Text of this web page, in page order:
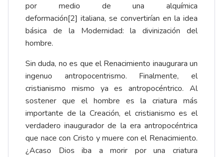
por medio de una alquímica
deformación[2] italiana, se convertirían en la idea
básica de la Modernidad: la divinización del
hombre.
Sin duda, no es que el Renacimiento inaugurara un
ingenuo antropocentrismo. Finalmente, el
cristianismo mismo ya es antropocéntrico. Al
sostener que el hombre es la criatura más
importante de la Creación, el cristianismo es el
verdadero inaugurador de la era antropocéntrica
que nace con Cristo y muere con el Renacimiento.
¿Acaso Dios iba a morir por una criatura